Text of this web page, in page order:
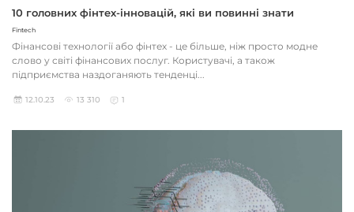
10 головних фінтех-інновацій, які ви повинні знати
Fintech
Фінансові технології або фінтех - це більше, ніж просто модне
слово у світі фінансових послуг. Користувачі, а також
підприємства наздоганяють тенденці...
12.10.23 13 310 1